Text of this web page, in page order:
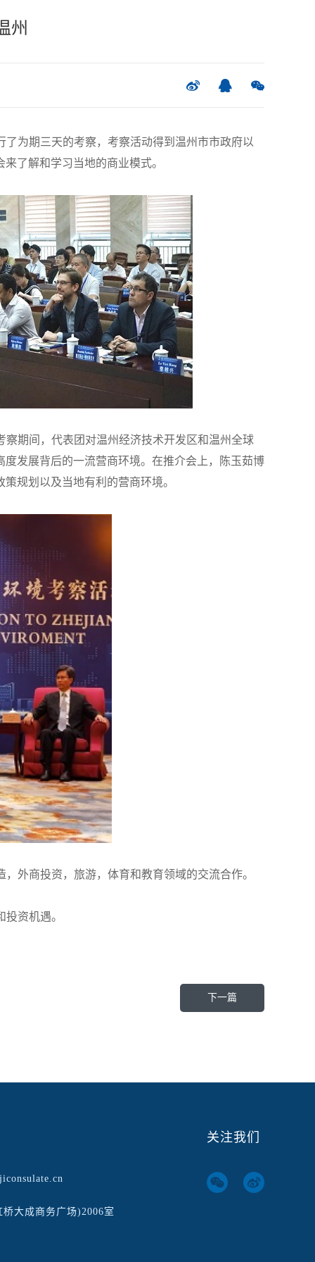
州
为期三天的考察，考察活动得到温州市市政府以
了解和学习当地的商业模式。
期间，代表团对温州经济技术开发区和温州全球
发展背后的一流营商环境。在推介会上，陈玉茹博
规划以及当地有利的营商环境。
外商投资，旅游，体育和教育领域的交流合作。
资机遇。
下一篇
大成商务广场)2006室
关注我们